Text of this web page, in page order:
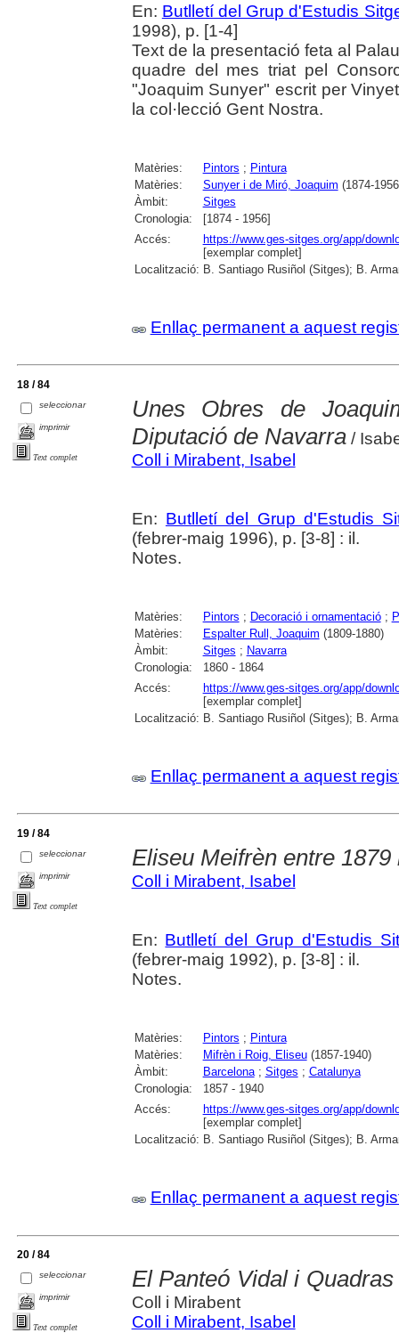
En: Butlletí del Grup d'Estudis
1998), p. [1-4]
Text de la presentació feta al
quadre del mes triat pel
"Joaquim Sunyer" escrit per
la col·lecció Gent Nostra.
Matèries: Pintors ; Pintura
Matèries:
Sunyer i de Miró, Joaquim (1874-
Àmbit:
Sitges
Cronologia:
[1874 - 1956]
Accés:
https://www.ges-sitges.org/app/
[exemplar complet]
Localització: B. Santiago Rusiñol (Sitges); B.
Enllaç permanent a aquest
18 / 84
seleccionar
imprimir
Text complet
Unes Obres de
Diputació de Navarra/
Coll i Mirabent, Isabel
En: Butlletí del Grup d'Estudis
(febrer-maig 1996), p. [3-8] : il.
Notes.
Matèries: Pintors ; Decoració i ornamentació;
Matèries:
Espalter Rull, Joaquim (1809-1880)
Àmbit:
Sitges ; Navarra
Cronologia:
1860 - 1864
Accés:
https://www.ges-sitges.org/app/
[exemplar complet]
Localització: B. Santiago Rusiñol (Sitges); B.
Enllaç permanent a aquest
19 / 84
seleccionar
imprimir
Text complet
Eliseu Meifrèn entre 1879
Coll i Mirabent, Isabel
En: Butlletí del Grup d'Estudis
(febrer-maig 1992), p. [3-8] : il.
Notes.
Matèries: Pintors ; Pintura
Matèries:
Mifrèn i Roig, Eliseu(1857-1940)
Àmbit:
Barcelona; Sitges ; Catalunya
Cronologia:
1857 - 1940
Accés:
https://www.ges-sitges.org/app/
[exemplar complet]
Localització: B. Santiago Rusiñol (Sitges); B.
Enllaç permanent a aquest
20 / 84
seleccionar
imprimir
Text complet
El Panteó Vidal i
Coll i Mirabent
Coll i Mirabent, Isabel